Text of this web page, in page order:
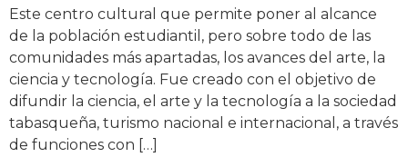
Este centro cultural que permite poner al alcance
de la población estudiantil, pero sobre todo de las
comunidades más apartadas, los avances del arte, la
ciencia y tecnología. Fue creado con el objetivo de
difundir la ciencia, el arte y la tecnología a la sociedad
tabasqueña, turismo nacional e internacional, a través
de funciones con […]